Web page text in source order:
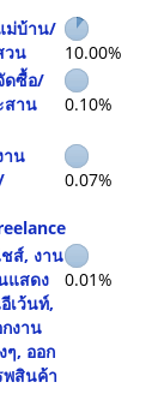
ม่บ้าน/
วน
10.00%
ดซื้อ/
สาน
0.10%
าน
0.07%
ส์, งาน
แสดง
เว้นท์,
งาน
ๆ, ออก
พสินค้า
0.01%